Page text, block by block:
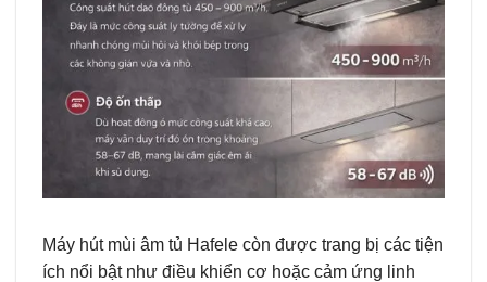
Máy hút mùi âm tủ Hafele còn được trang bị các tiện
ích nổi bật như điều khiển cơ hoặc cảm ứng linh